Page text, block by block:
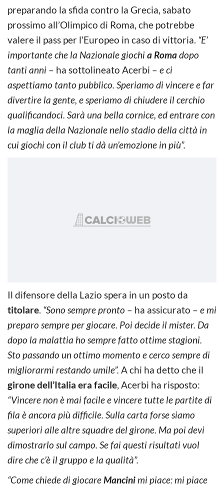
preparando la sfida contro la Grecia, sabato
prossimo all’Olimpico di Roma, che potrebbe
valere il pass per l’Europeo in caso di vittoria. “E’
importante che la Nazionale giochia Romadopo
tanti anni – ha sottolineato Acerbi – e ci
aspettiamo tanto pubblico. Speriamo di vincere e far
divertire la gente, e speriamo di chiudere il cerchio
qualificandoci. Sarà una bella cornice, ed entrare con
la maglia della Nazionale nello stadio della città in
cui giochi con il club ti dà un’emozione in più”.
Il difensore della Lazio spera in un posto da
titolare. “Sono sempre pronto – ha assicurato – e mi
preparo sempre per giocare. Poi decide il mister. Da
dopo la malattia ho sempre fatto ottime stagioni.
Sto passando un ottimo momento e cerco sempre di
migliorarmi restando umile”. A chi ha detto che il
girone dell’Italia era facile, Acerbi ha risposto:
“Vincere non è mai facile e vincere tutte le partite di
fila è ancora più difficile. Sulla carta forse siamo
superiori alle altre squadre del girone. Ma poi devi
dimostrarlo sul campo. Se fai questi risultati vuol
dire che c’è il gruppo e la qualità”.
“Come chiede di giocareMancinimi piace: mi piace